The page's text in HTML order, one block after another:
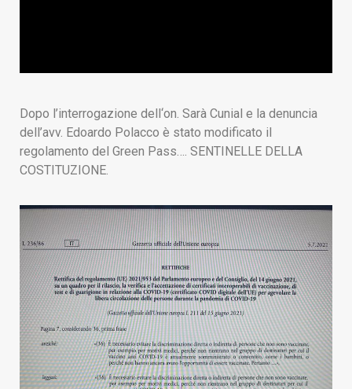
Dopo l’interrogazione dell‘on. Sarà Cunial e la denuncia
dell’avv. Edoardo Polacco è stato modificato il
regolamento del Green Pass…. SENTINELLE DELLA
COSTITUZIONE.